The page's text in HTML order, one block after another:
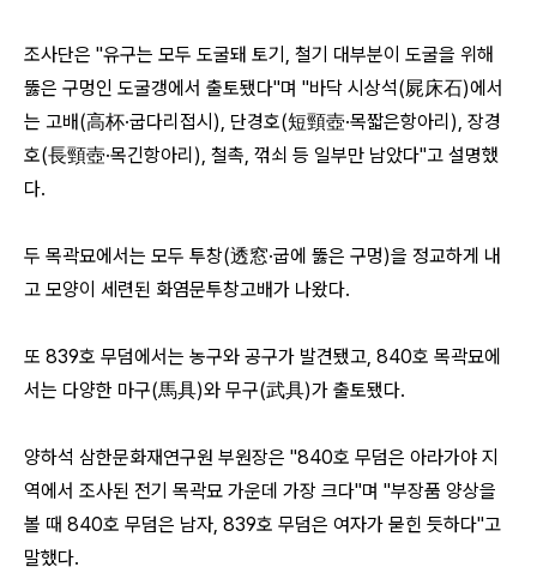
조사단은 "유구는 모두 도굴돼 토기, 철기 대부분이 도굴을 위해
뚫은 구멍인 도굴갱에서 출토됐다"며 "바닥 시상석(屍床石)에서
는 고배(高杯·굽다리접시), 단경호(短頸壺·목짧은항아리), 장경
호(長頸壺·목긴항아리), 철촉, 꺾쇠 등 일부만 남았다"고 설명했
다.
두 목곽묘에서는 모두 투창(透窓·굽에 뚫은 구멍)을 정교하게 내
고 모양이 세련된 화염문투창고배가 나왔다.
또 839호 무덤에서는 농구와 공구가 발견됐고, 840호 목곽묘에
서는 다양한 마구(馬具)와 무구(武具)가 출토됐다.
양하석 삼한문화재연구원 부원장은 "840호 무덤은 아라가야 지
역에서 조사된 전기 목곽묘 가운데 가장 크다"며 "부장품 양상을
볼 때 840호 무덤은 남자, 839호 무덤은 여자가 묻힌 듯하다"고
말했다.